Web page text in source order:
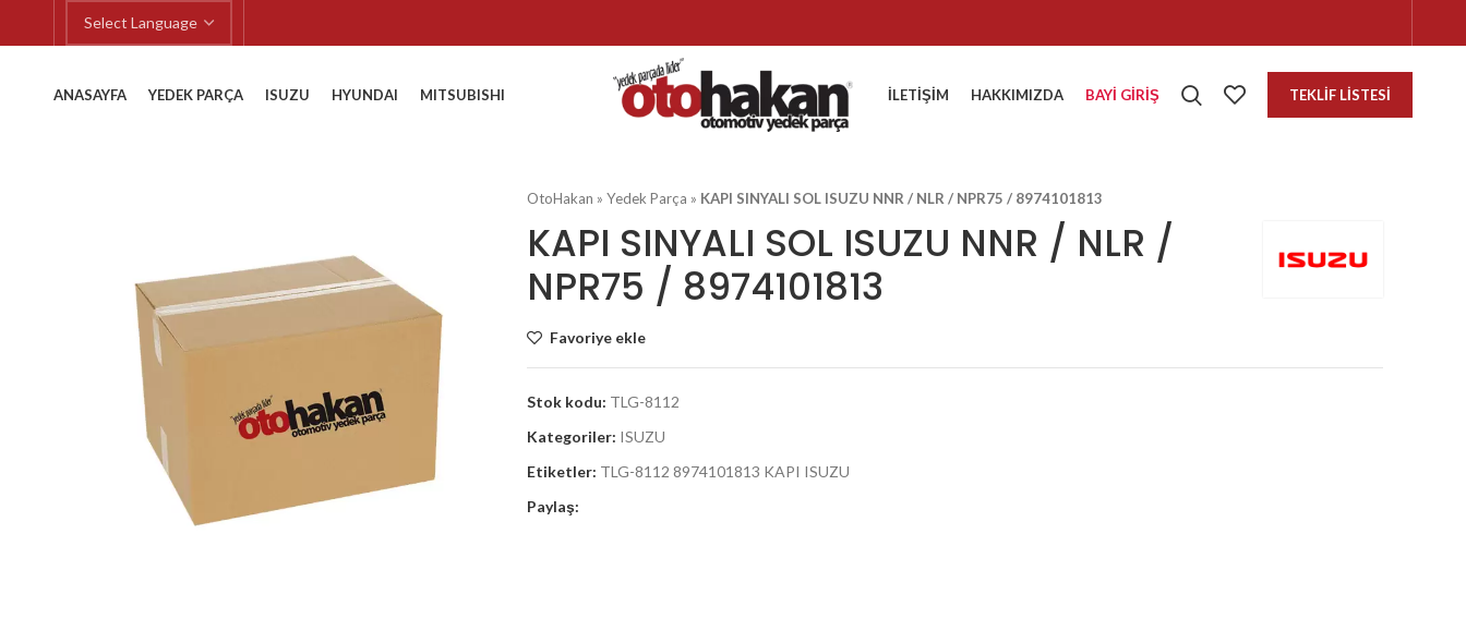
ANASAYFA YEDEK PARÇA ISUZU HYUNDAI MITSUBISHI İLETIŞIM HAKKIMIZDA BAYI GIRIŞ TEKLIF LISTESI
OtoHakan »Yedek Parça » KAPI SINYALI SOL ISUZU NNR / NLR / NPR75 / 8974101813
KAPI SINYALI SOL ISUZU NNR / NLR /
NPR75 / 8974101813
Favoriye ekle
Stok kodu: TLG-8112
Kategoriler: ISUZU
Etiketler: TLG-8112 8974101813 KAPI ISUZU
Paylaş: